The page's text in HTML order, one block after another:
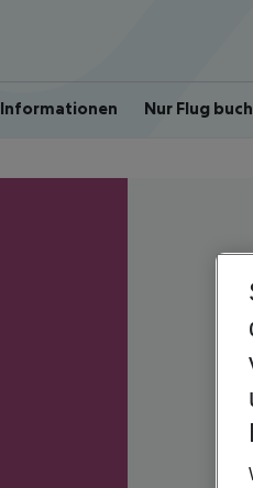
Informationen Nur Flug